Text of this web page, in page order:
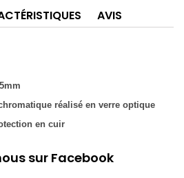
AVIS
réalisé en verre optique
en cuir
sur Facebook